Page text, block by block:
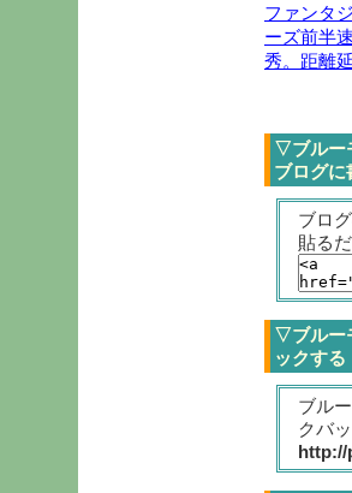
ファンタ
ーズ前半
秀。距離
▽ブルー
ブログに
ブロ
貼る
▽ブルー
ックする
ブル
クバ
http://